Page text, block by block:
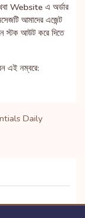
Website এ অর্ডার
আমাদের এজেন্ট
স্টক আউট করে দিতে
এই নম্বরে:
Daily